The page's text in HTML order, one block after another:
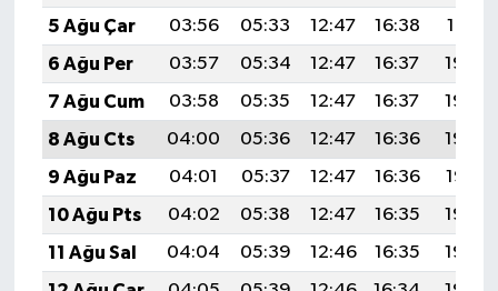
5 Ağu Çar
03:56 05:33 12:47 16:38
19:51
6 Ağu Per
03:57 05:34 12:47 16:37
19:50
7 Ağu Cum
03:58 05:35 12:47 16:37
19:49
8 Ağu Cts
04:00 05:36 12:47 16:36
19:48
9 Ağu Paz
04:01 05:37 12:47 16:36
19:47
10 Ağu Pts
04:02 05:38 12:47 16:35
19:46
11 Ağu Sal
04:04 05:39 12:46 16:35
19:44